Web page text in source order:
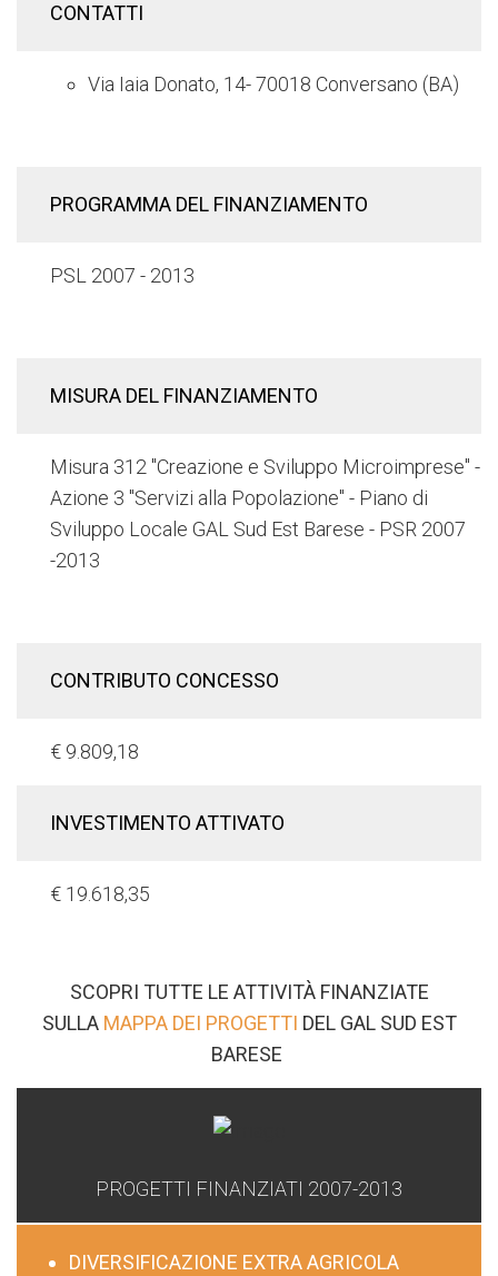
CONTATTI
Via Iaia Donato, 14- 70018 Conversano (BA)
PROGRAMMA DEL FINANZIAMENTO
PSL 2007 - 2013
MISURA DEL FINANZIAMENTO
Misura 312 "Creazione e Sviluppo Microimprese" -
Azione 3 "Servizi alla Popolazione" - Piano di
Sviluppo Locale GAL Sud Est Barese - PSR 2007
-2013
CONTRIBUTO CONCESSO
€ 9.809,18
INVESTIMENTO ATTIVATO
€ 19.618,35
SCOPRI TUTTE LE ATTIVITÀ FINANZIATE
SULLA MAPPA DEI PROGETTI DEL GAL SUD EST
BARESE
PROGETTI FINANZIATI 2007-2013
DIVERSIFICAZIONE EXTRA AGRICOLA